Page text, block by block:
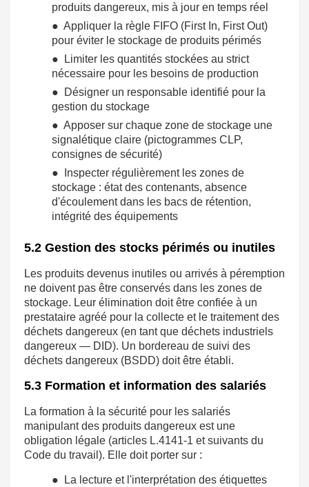
produits dangereux, mis à jour en temps réel
● Appliquer la règle FIFO (First In, First Out)
pour éviter le stockage de produits périmés
● Limiter les quantités stockées au strict
nécessaire pour les besoins de production
● Désigner un responsable identifié pour la
gestion du stockage
● Apposer sur chaque zone de stockage une
signalétique claire (pictogrammes CLP,
consignes de sécurité)
● Inspecter régulièrement les zones de
stockage : état des contenants, absence
d'écoulement dans les bacs de rétention,
intégrité des équipements
5.2 Gestion des stocks périmés ou inutiles
Les produits devenus inutiles ou arrivés à péremption
ne doivent pas être conservés dans les zones de
stockage. Leur élimination doit être confiée à un
prestataire agréé pour la collecte et le traitement des
déchets dangereux (en tant que déchets industriels
dangereux — DID). Un bordereau de suivi des
déchets dangereux (BSDD) doit être établi.
5.3 Formation et information des salariés
La formation à la sécurité pour les salariés
manipulant des produits dangereux est une
obligation légale (articles L.4141-1 et suivants du
Code du travail). Elle doit porter sur :
● La lecture et l'interprétation des étiquettes